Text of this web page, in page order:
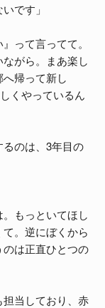
です」
って言ってて。
ながら。まあ楽し
帰って新し
くやっているん
のは、3年目の
。もっといてほし
。逆にぼくから
は正直ひとつの
当しており、赤